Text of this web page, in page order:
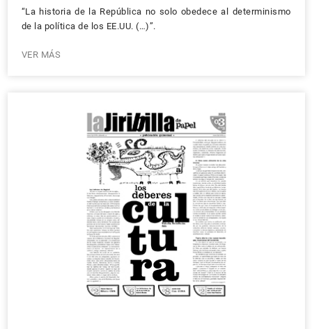
“La historia de la República no solo obedece al determinismo
de la política de los EE.UU. (…)”.
VER MÁS